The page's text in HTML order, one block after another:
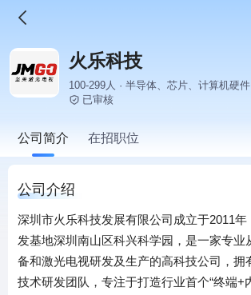
火乐科技
100-299人 · 半导体、芯片、计算机硬
已审核
公司简介 在招职位
公司介绍
深圳市火乐科技发展有限公司成立于2011
发基地深圳南山区科兴科学园，是一家专业
备和激光电视研发及生产的高科技公司，拥
技术研发团队，专注于打造行业首个“终端+